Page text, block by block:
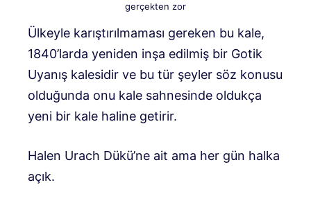
gerçekten zor
Ülkeyle karıştırılmaması gereken bu kale,
1840’larda yeniden inşa edilmiş bir Gotik
Uyanış kalesidir ve bu tür şeyler söz konusu
olduğunda onu kale sahnesinde oldukça
yeni bir kale haline getirir.
Halen Urach Dükü’ne ait ama her gün halka
açık.